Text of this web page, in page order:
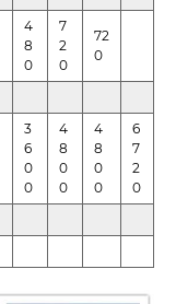
4
8
0
7
2
0
72
0
3
6
0
0
4
8
0
0
4
8
0
0
6
7
2
0